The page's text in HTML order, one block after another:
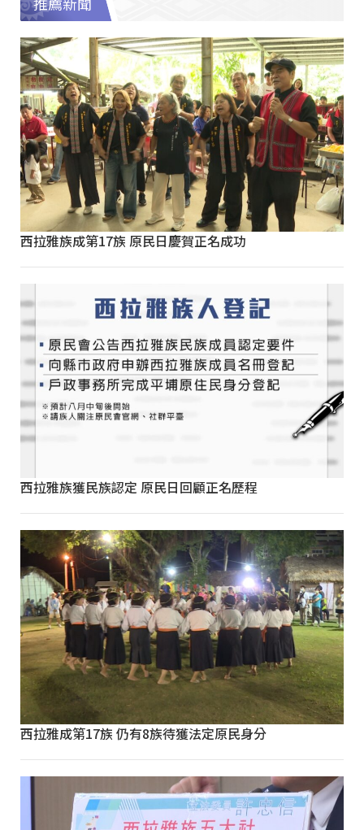
推薦新聞
西拉雅族成第17族 原民日慶賀正名成功
西拉雅族獲民族認定 原民日回顧正名歷程
西拉雅成第17族 仍有8族待獲法定原民身分